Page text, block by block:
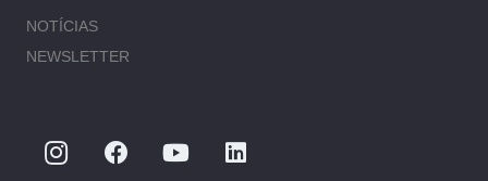
NOTÍCIAS
NEWSLETTER